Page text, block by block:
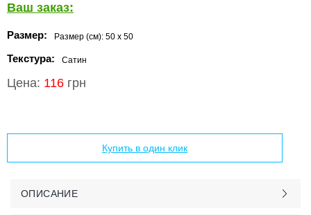
Ваш заказ:
Размер: Размер (см): 50 x 50
Текстура: Сатин
Цена: 116 грн
Купить в один клик
ОПИСАНИЕ